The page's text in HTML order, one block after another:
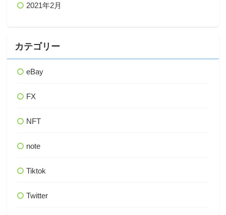
2021年2月
カテゴリー
eBay
FX
NFT
note
Tiktok
Twitter